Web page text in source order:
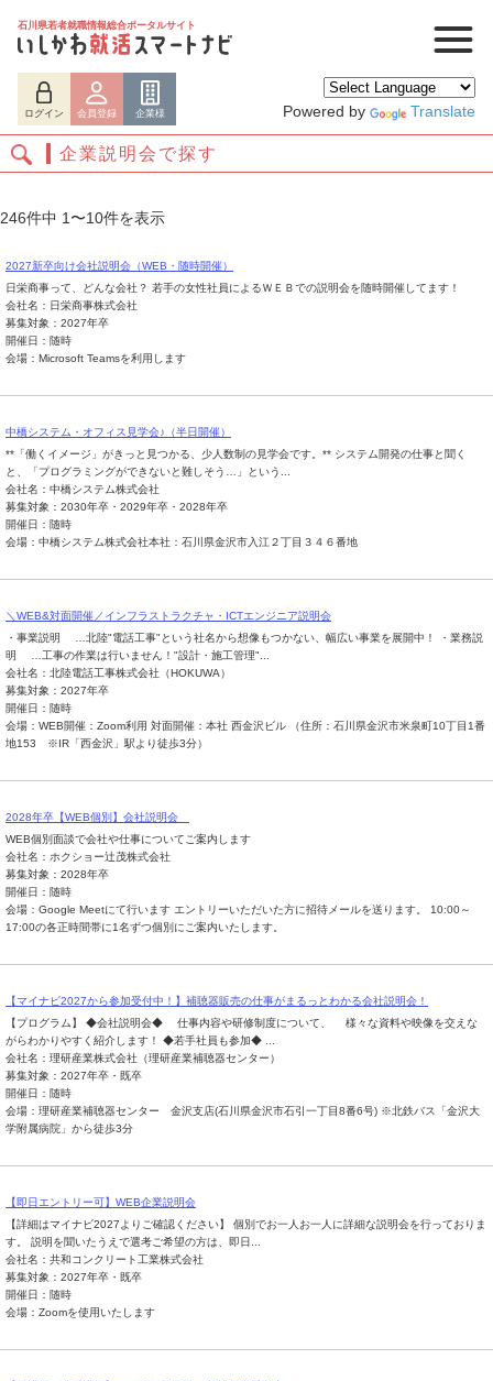
石川県若者就職情報総合ポータルサイト
ログイン 会員登録 企業様 Powered by Translate
企業説明会で探す
246件中 1〜10件を表示
2027新卒向け会社説明会（WEB・随時開催）
日栄商事って、どんな会社？ 若手の女性社員によるＷＥＢでの説明会を随時開催してます！
会社名：日栄商事株式会社
募集対象：2027年卒
開催日：随時
会場：Microsoft Teamsを利用します
中橋システム・オフィス見学会♪（半日開催）
**「働くイメージ」がきっと見つかる、少人数制の見学会です。** システム開発の仕事と聞く
と、「プログラミングができないと難しそう…」という...
会社名：中橋システム株式会社
募集対象：2030年卒・2029年卒・2028年卒
開催日：随時
会場：中橋システム株式会社本社：石川県金沢市入江２丁目３４６番地
＼WEB&対面開催／インフラストラクチャ・ICTエンジニア説明会
・事業説明 …北陸"電話工事"という社名から想像もつかない、幅広い事業を展開中！ ・業務説
明 …工事の作業は行いません！"設計・施工管理"...
会社名：北陸電話工事株式会社（HOKUWA）
募集対象：2027年卒
開催日：随時
会場：WEB開催：Zoom利用 対面開催：本社 西金沢ビル （住所：石川県金沢市米泉町10丁目1番
地153 ※IR「西金沢」駅より徒歩3分）
2028年卒【WEB個別】会社説明会
WEB個別面談で会社や仕事についてご案内します
会社名：ホクショー辻茂株式会社
募集対象：2028年卒
開催日：随時
会場：Google Meetにて行います エントリーいただいた方に招待メールを送ります。 10:00～
17:00の各正時間帯に1名ずつ個別にご案内いたします。
【マイナビ2027から参加受付中！】補聴器販売の仕事がまるっとわかる会社説明会！
【プログラム】 ◆会社説明会◆ 仕事内容や研修制度について、 様々な資料や映像を交えな
がらわかりやすく紹介します！ ◆若手社員も参加◆ ...
会社名：理研産業株式会社（理研産業補聴器センター）
募集対象：2027年卒・既卒
開催日：随時
会場：理研産業補聴器センター 金沢支店(石川県金沢市石引一丁目8番6号) ※北鉄バス「金沢大
学附属病院」から徒歩3分
【即日エントリー可】WEB企業説明会
【詳細はマイナビ2027よりご確認ください】 個別でお一人お一人に詳細な説明会を行っておりま
す。 説明を聞いたうえで選考ご希望の方は、即日...
会社名：共和コンクリート工業株式会社
募集対象：2027年卒・既卒
開催日：随時
会場：Zoomを使用いたします